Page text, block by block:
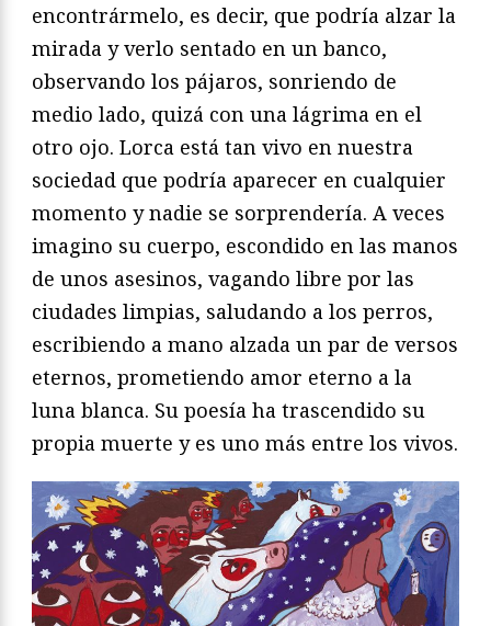
encontrármelo, es decir, que podría alzar la
mirada y verlo sentado en un banco,
observando los pájaros, sonriendo de
medio lado, quizá con una lágrima en el
otro ojo. Lorca está tan vivo en nuestra
sociedad que podría aparecer en cualquier
momento y nadie se sorprendería. A veces
imagino su cuerpo, escondido en las manos
de unos asesinos, vagando libre por las
ciudades limpias, saludando a los perros,
escribiendo a mano alzada un par de versos
eternos, prometiendo amor eterno a la
luna blanca. Su poesía ha trascendido su
propia muerte y es uno más entre los vivos.